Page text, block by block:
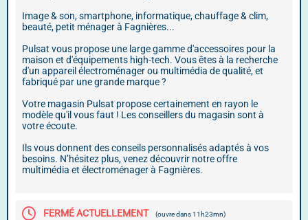
Image & son, smartphone, informatique, chauffage & clim,
beauté, petit ménager à Fagnières...
Pulsat vous propose une large gamme d'accessoires pour la
maison et d'équipements high-tech. Vous êtes à la recherche
d'un appareil électroménager ou multimédia de qualité, et
fabriqué par une grande marque ?
Votre magasin Pulsat propose certainement en rayon le
modèle qu'il vous faut ! Les conseillers du magasin sont à
votre écoute.
Ils vous donnent des conseils personnalisés adaptés à vos
besoins. N’hésitez plus, venez découvrir notre offre
multimédia et électroménager à Fagnières.
FERMÉ ACTUELLEMENT (ouvre dans 11h23mn)